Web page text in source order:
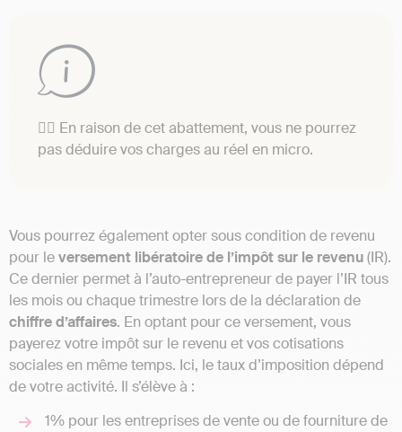
👉🏼 En raison de cet abattement, vous ne pourrez
pas déduire vos charges au réel en micro.
Vous pourrez également opter sous condition de revenu
pour leversement libératoire de l’impôt sur le revenu(IR).
Ce dernier permet à l’auto-entrepreneur de payer l’IR tous
les mois ou chaque trimestre lors de la déclaration de
chiffred’affaires. En optant pour ce versement, vous
payerez votre impôt sur le revenu et vos cotisations
sociales en même temps. Ici, le taux d’imposition dépend
de votre activité. Il s’élève à :
1% pour les entreprises de vente ou de fourniture de